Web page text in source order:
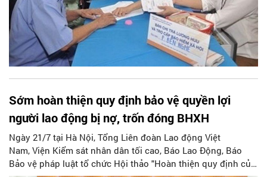
Sớm hoàn thiện quy định bảo vệ quyền lợi
người lao động bị nợ, trốn đóng BHXH
Ngày 21/7 tại Hà Nội, Tổng Liên đoàn Lao động Việt
Nam, Viện Kiểm sát nhân dân tối cao, Báo Lao Động, Báo
Bảo vệ pháp luật tổ chức Hội thảo "Hoàn thiện quy định của